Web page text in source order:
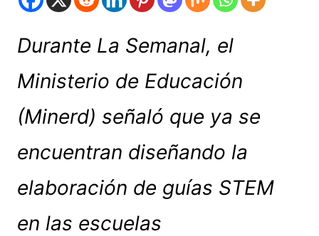
Durante La Semanal, el
Ministerio de Educación
(Minerd) señaló que ya se
encuentran diseñando la
elaboración de guías STEM
en las escuelas